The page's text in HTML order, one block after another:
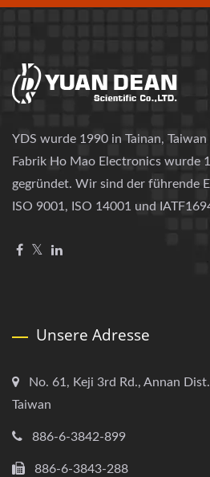
YDS wurde 1990 in Tainan,
Fabrik Ho Mao Electronics wurde
gegründet. Wir sind der führende
ISO 9001, ISO 14001 und
Unsere Adresse
No. 61, Keji 3rd Rd., Annan
Taiwan
886-6-3842-899
886-6-3843-288